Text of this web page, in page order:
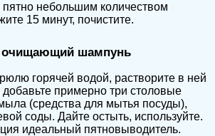
небольшим количеством
15 минут, почистите.
очищающий шампунь
горячей водой, растворите в ней
добавьте примерно три столовые
(средства для мытья посуды),
соды. Дайте остыть, используйте.
идеальный пятновыводитель.